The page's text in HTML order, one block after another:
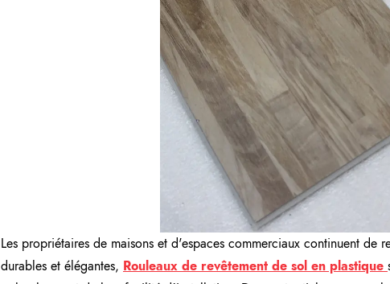
Les propriétaires de maisons et d'espaces commerciaux continuent de
durables et élégantes, Rouleaux de revêtement de sol en plastique